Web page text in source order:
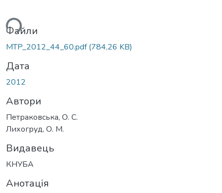
Файли
MTP_2012_44_60.pdf(784,26 KB)
Дата
2012
Автори
Петраковська, О. С.
Лихогруд, О. М.
Видавець
КНУБА
Анотація